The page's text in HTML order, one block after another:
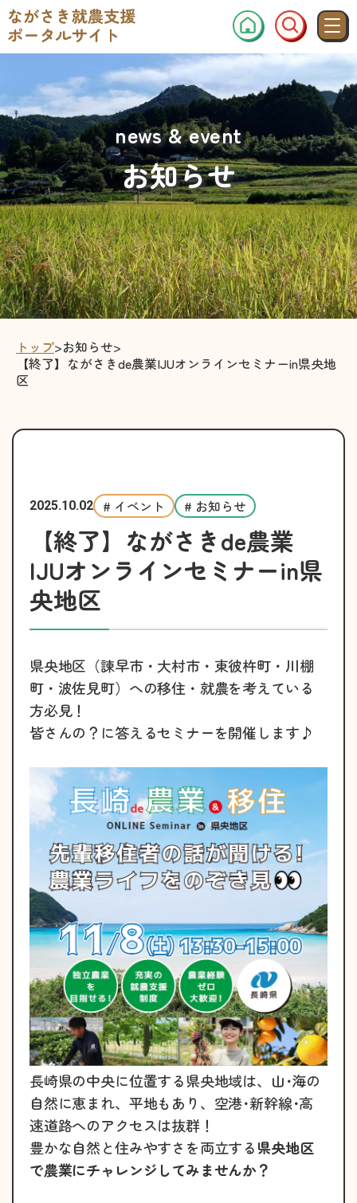
news & event
お知らせ
トップ>お知らせ>
【終了】ながさきde農業IJUオンラインセミナーin県央地
区
2025.10.02 # イベント # お知らせ
【終了】ながさきde農業
IJUオンラインセミナーin県
央地区
県央地区（諫早市・大村市・東彼杵町・川棚
町・波佐見町）への移住・就農を考えている
方必見！
皆さんの？に答えるセミナーを開催します♪
長崎県の中央に位置する県央地域は、山･海の
自然に恵まれ、平地もあり、空港･新幹線･高
速道路へのアクセスは抜群！
豊かな自然と住みやすさを両立する県央地区
で農業にチャレンジしてみませんか？